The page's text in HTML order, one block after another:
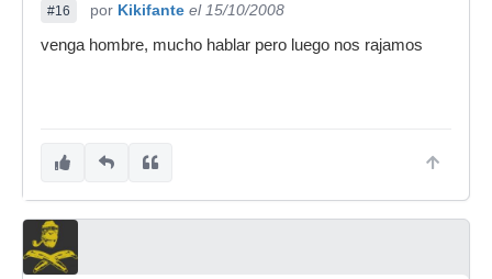
#16 por Kikifante el 15/10/2008
venga hombre, mucho hablar pero luego nos rajamos